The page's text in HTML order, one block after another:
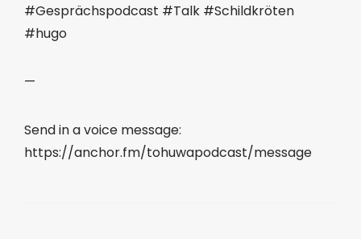
#Gesprächspodcast #Talk #Schildkröten
#hugo
—
Send in a voice message:
https://anchor.fm/tohuwapodcast/message